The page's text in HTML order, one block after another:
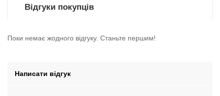
Відгуки покупців
Поки немає жодного відгуку. Станьте першим!
Написати відгук